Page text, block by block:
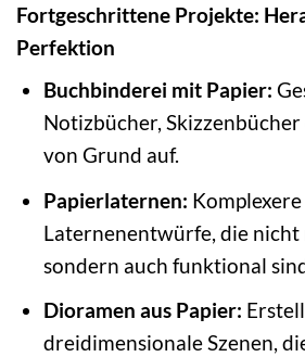
Fortgeschrittene Projekte:
Perfektion
Buchbinderei mit Papier:
Notizbücher,
von Grund auf.
Papierlaternen: Komplexere
Laternenentwürfe, die
sondern auch funktional
Dioramen aus Papier:
dreidimensionale Szenen,